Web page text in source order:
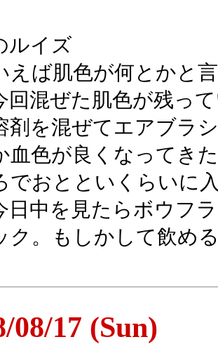
ルイズ
えば肌色が何とかと
回混ぜた肌色が残っ
剤を混ぜてエアブラ
血色が良くなってき
でおとといくらいに
日中を見たらボウフ
ク。もしかして飲め
08/17 (Sun)